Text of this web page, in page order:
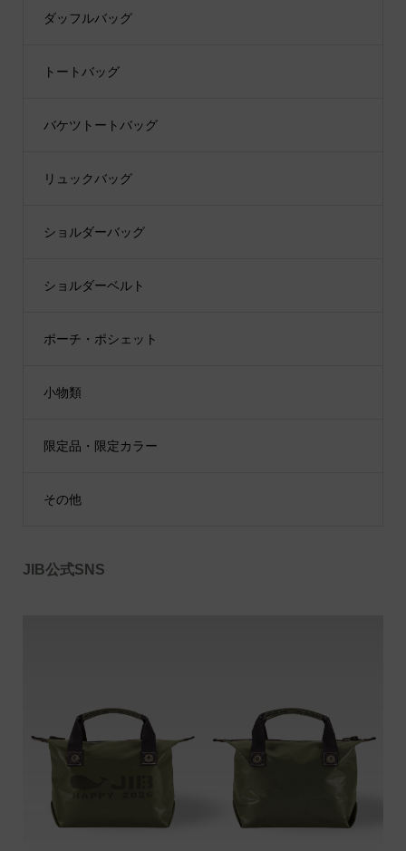
ダッフルバッグ
トートバッグ
バケツトートバッグ
リュックバッグ
ショルダーバッグ
ショルダーベルト
ポーチ・ポシェット
小物類
限定品・限定カラー
その他
JIB公式SNS